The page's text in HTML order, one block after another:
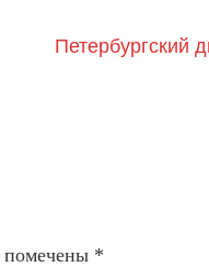
Петербургский
помечены *